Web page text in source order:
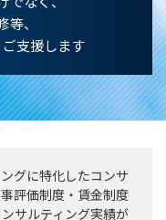
、
支援します
グに特化したコンサ
評価制度・賃金制度
サルティング実績が